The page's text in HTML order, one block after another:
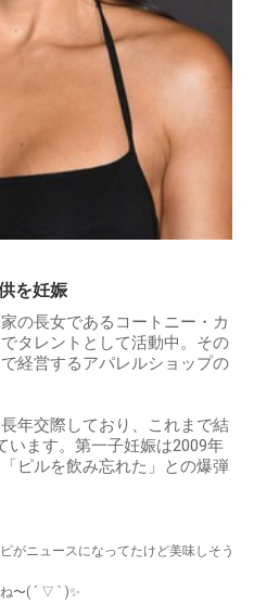
を妊娠
の長女であるコートニー・カ
タレントとして活動中。その
経営するアパレルショップの
年交際しており、これまで結
います。第一子妊娠は2009年
ピルを飲み忘れた」との爆弾
がニュースになってたけど美味しそう
〜( ´ ▽ ` )✨